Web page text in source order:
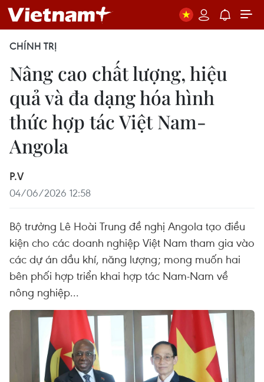
CHÍNH TRỊ
Nâng cao chất lượng, hiệu
quả và đa dạng hóa hình
thức hợp tác Việt Nam-
Angola
P.V
04/06/2026 12:58
Bộ trưởng Lê Hoài Trung đề nghị Angola tạo điều
kiện cho các doanh nghiệp Việt Nam tham gia vào
các dự án dầu khí, năng lượng; mong muốn hai
bên phối hợp triển khai hợp tác Nam-Nam về
nông nghiệp...